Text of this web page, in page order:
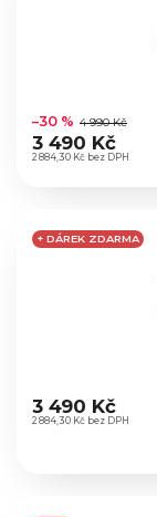
hodnocení
produktu
je
hvězdiček.
2 884,30 Kč bez DPH
–30 % 4 990 Kč
3 490 Kč
+ DÁREK ZDARMA
hodnocení
produktu
2 884,30 Kč bez DPH
3 490 Kč